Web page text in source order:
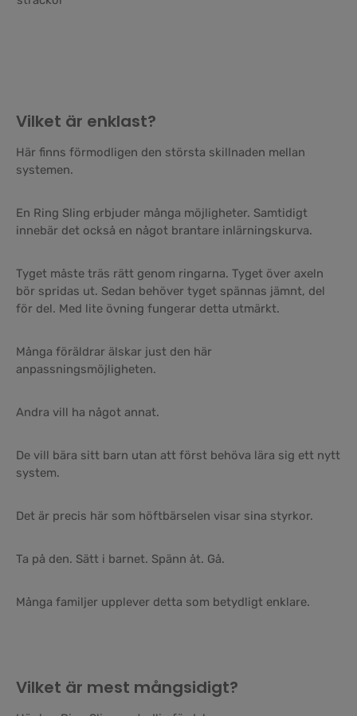
Vilket är enklast?
Här finns förmodligen den största skillnaden mellan
systemen.
En Ring Sling erbjuder många möjligheter. Samtidigt
innebär det också en något brantare inlärningskurva.
Tyget måste träs rätt genom ringarna. Tyget över axeln
bör spridas ut. Sedan behöver tyget spännas jämnt, del
för del. Med lite övning fungerar detta utmärkt.
Många föräldrar älskar just den här
anpassningsmöjligheten.
Andra vill ha något annat.
De vill bära sitt barn utan att först behöva lära sig ett nytt
system.
Det är precis här som höftbärselen visar sina styrkor.
Ta på den. Sätt i barnet. Spänn åt. Gå.
Många familjer upplever detta som betydligt enklare.
Vilket är mest mångsidigt?